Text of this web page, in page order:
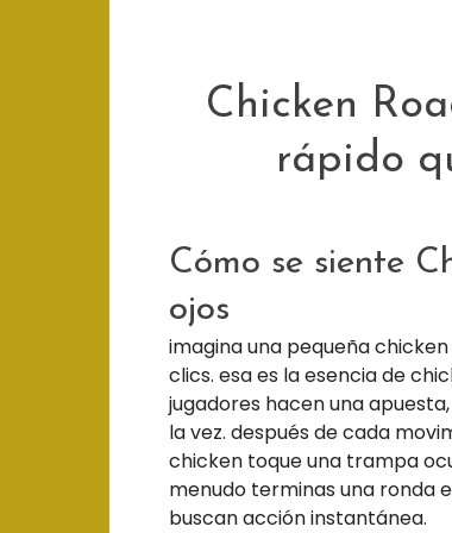
Chicken
rápido
Cómo se siente
ojos
imagina una pequeña
clics. esa es la esencia de
jugadores hacen una
la vez. después de cada
chicken toque una trampa
menudo terminas una ronda
buscan acción instantánea.